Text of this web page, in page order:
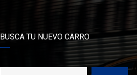
BUSCA TU NUEVO CARRO